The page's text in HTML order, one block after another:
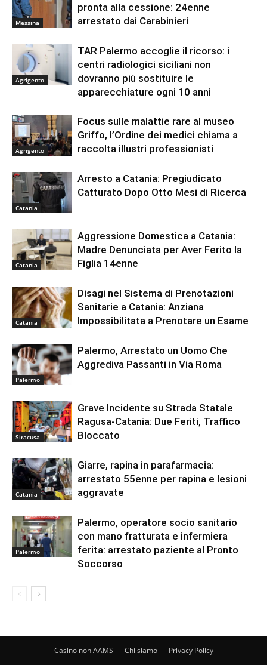
Messina
pronta alla cessione: 24enne
arrestato dai Carabinieri
Agrigento
TAR Palermo accoglie il ricorso: i
centri radiologici siciliani non
dovranno più sostituire le
apparecchiature ogni 10 anni
Agrigento
Focus sulle malattie rare al museo
Griffo, l’Ordine dei medici chiama a
raccolta illustri professionisti
Catania
Arresto a Catania: Pregiudicato
Catturato Dopo Otto Mesi di Ricerca
Catania
Aggressione Domestica a Catania:
Madre Denunciata per Aver Ferito la
Figlia 14enne
Catania
Disagi nel Sistema di Prenotazioni
Sanitarie a Catania: Anziana
Impossibilitata a Prenotare un Esame
Palermo
Palermo, Arrestato un Uomo Che
Aggrediva Passanti in Via Roma
Siracusa
Grave Incidente su Strada Statale
Ragusa-Catania: Due Feriti, Traffico
Bloccato
Catania
Giarre, rapina in parafarmacia:
arrestato 55enne per rapina e lesioni
aggravate
Palermo
Palermo, operatore socio sanitario
con mano fratturata e infermiera
ferita: arrestato paziente al Pronto
Soccorso
Casino non AAMS Chi siamo Privacy Policy